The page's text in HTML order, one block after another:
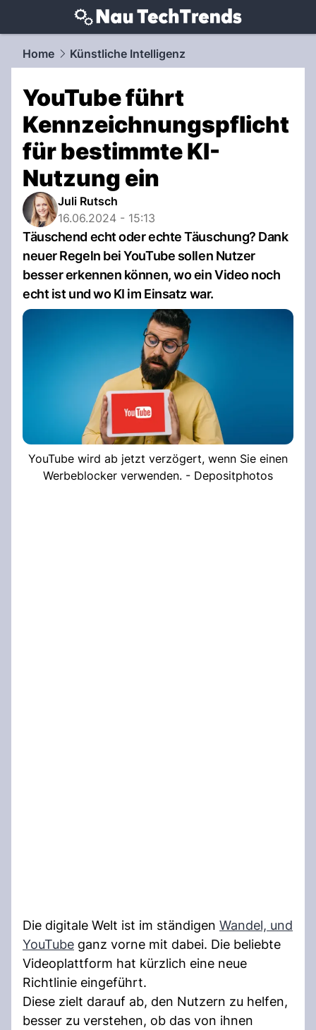
techtrends.NAU.ch
Home Künstliche Intelligenz
YouTube führt
Kennzeichnungspflicht
für bestimmte KI-
Nutzung ein
Juli Rutsch
16.06.2024 - 15:13
Täuschend echt oder echte Täuschung? Dank
neuer Regeln bei YouTube sollen Nutzer
besser erkennen können, wo ein Video noch
echt ist und wo KI im Einsatz war.
YouTube wird ab jetzt verzögert, wenn Sie einen
Werbeblocker verwenden. - Depositphotos
Die digitale Welt ist im ständigen Wandel, und
YouTube ganz vorne mit dabei. Die beliebte
Videoplattform hat kürzlich eine neue
Richtlinie eingeführt.
Diese zielt darauf ab, den Nutzern zu helfen,
besser zu verstehen, ob das von ihnen